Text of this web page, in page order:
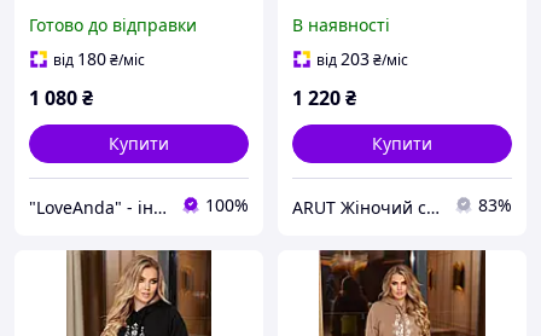
Готово до відправки
від 180₴/міс
1 080₴
Купити
"LoveAnda" - інтернет-магазин одягу та аксесуарів 100%
В наявності
від203₴/міс
1 220₴
Купити
ARUT Жіночий стильний одяг від українського виробника 83%